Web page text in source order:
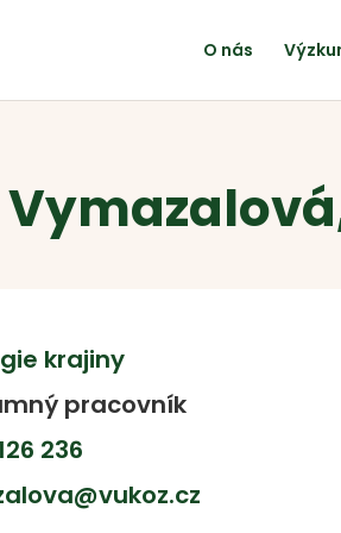
O nás
krajiny
pracovník
236